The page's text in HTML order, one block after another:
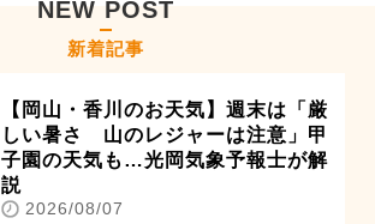
NEW POST
新着記事
【岡山・香川のお天気】週末は「厳
しい暑さ 山のレジャーは注意」甲
子園の天気も…光岡気象予報士が解
説
2026/08/07